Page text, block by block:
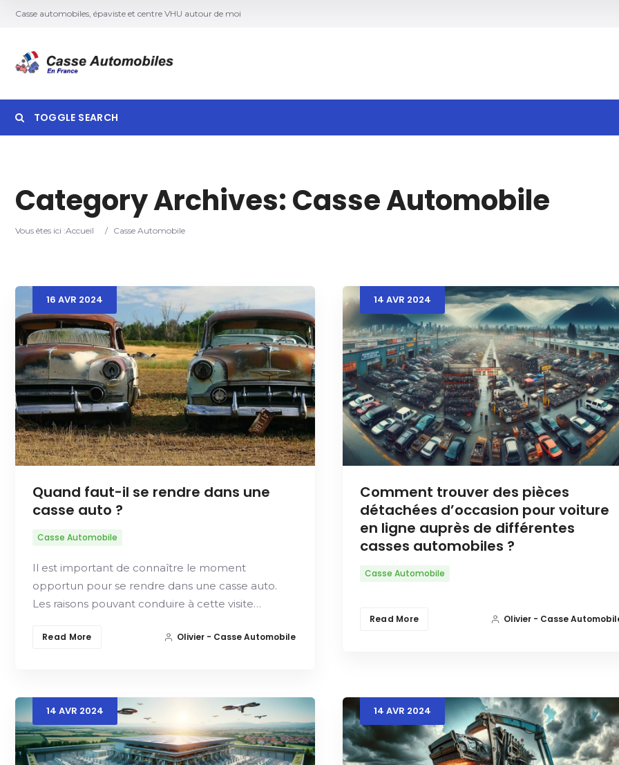
Casse automobiles, épaviste et centre VHU autour de moi
TOGGLE SEARCH
Search
Category Archives:Casse Automobile
Vous êtes ici :Accueil / Casse Automobile
16 AVR 2024
Quand faut-il se rendre dans une
casse auto ?
Casse Automobile
Il est important de connaître le moment
opportun pour se rendre dans une casse auto.
Les raisons pouvant conduire à cette visite…
Read More Olivier - Casse Automobile
14 AVR 2024
Comment trouver des pièces
détachées d’occasion pour voiture
en ligne auprès de différentes
casses automobiles ?
Casse Automobile
Read More Olivier - Casse
14 AVR 2024 14 AVR 2024